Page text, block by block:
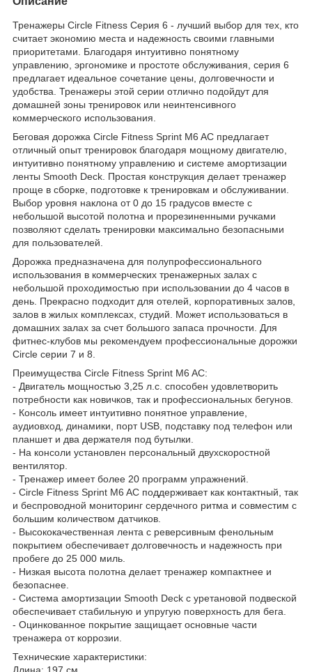
Тренажеры Circle Fitness Серия 6 - лучший выбор для тех, кто
считает экономию места и надежность своими главными
приоритетами. Благодаря интуитивно понятному
управлению, эргономике и простоте обслуживания, серия 6
предлагает идеальное сочетание цены, долговечности и
удобства. Тренажеры этой серии отлично подойдут для
домашней зоны тренировок или неинтенсивного
коммерческого использования.
Беговая дорожка Circle Fitness Sprint M6 AC предлагает
отличный опыт тренировок благодаря мощному двигателю,
интуитивно понятному управлению и системе амортизации
ленты Smooth Deck. Простая конструкция делает тренажер
проще в сборке, подготовке к тренировкам и обслуживании.
Выбор уровня наклона от 0 до 15 градусов вместе с
небольшой высотой полотна и прорезиненными ручками
позволяют сделать тренировки максимально безопасными
для пользователей.
Дорожка предназначена для полупрофессионального
использования в коммерческих тренажерных залах с
небольшой проходимостью при использовании до 4 часов в
день. Прекрасно подходит для отелей, корпоративных залов,
залов в жилых комплексах, студий. Может использоваться в
домашних залах за счет большого запаса прочности. Для
фитнес-клубов мы рекомендуем профессиональные дорожки
Circle серии 7 и 8.
Преимущества Circle Fitness Sprint M6 AC:
- Двигатель мощностью 3,25 л.с. способен удовлетворить
потребности как новичков, так и профессиональных бегунов.
- Консоль имеет интуитивно понятное управление,
аудиовход, динамики, порт USB, подставку под телефон или
планшет и два держателя под бутылки.
- На консоли установлен персональный двухскоростной
вентилятор.
- Тренажер имеет более 20 программ упражнений.
- Circle Fitness Sprint M6 AC поддерживает как контактный, так
и беспроводной мониторинг сердечного ритма и совместим с
большим количеством датчиков.
- Высококачественная лента с реверсивным фенольным
покрытием обеспечивает долговечность и надежность при
пробеге до 25 000 миль.
- Низкая высота полотна делает тренажер компактнее и
безопаснее.
- Система амортизации Smooth Deck с уретановой подвеской
обеспечивает стабильную и упругую поверхность для бега.
- Оцинкованное покрытие защищает основные части
тренажера от коррозии.
Технические характеристики:
Длина: 197 см.